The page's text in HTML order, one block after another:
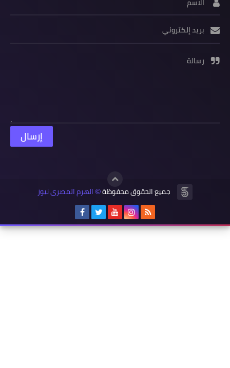
بريد إلكتروني
رسالة
جميع الحقوق محفوظة© الهرم المصرى نيوز